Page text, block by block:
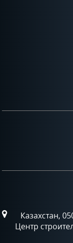
Казахстан,
Центр